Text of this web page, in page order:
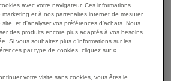
avec votre navigateur. Ces informations
et à nos partenaires internet de mesurer
site, et d'analyser vos préférences d'achats. Nous
des produits encore plus adaptés à vos besoins
Si vous souhaitez plus d'informations sur les
par type de cookies, cliquez sur «
votre visite sans cookies, vous êtes le